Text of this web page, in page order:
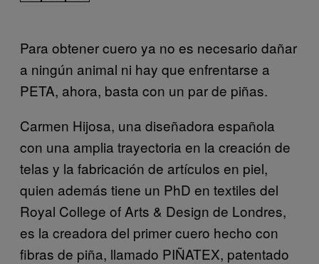
Para obtener cuero ya no es necesario dañar
a ningún animal ni hay que enfrentarse a
PETA, ahora, basta con un par de piñas.
Carmen Hijosa, una diseñadora española
con una amplia trayectoria en la creación de
telas y la fabricación de artículos en piel,
quien además tiene un PhD en textiles del
Royal College of Arts & Design de Londres,
es la creadora del primer cuero hecho con
fibras de piña, llamado PIÑATEX, patentado